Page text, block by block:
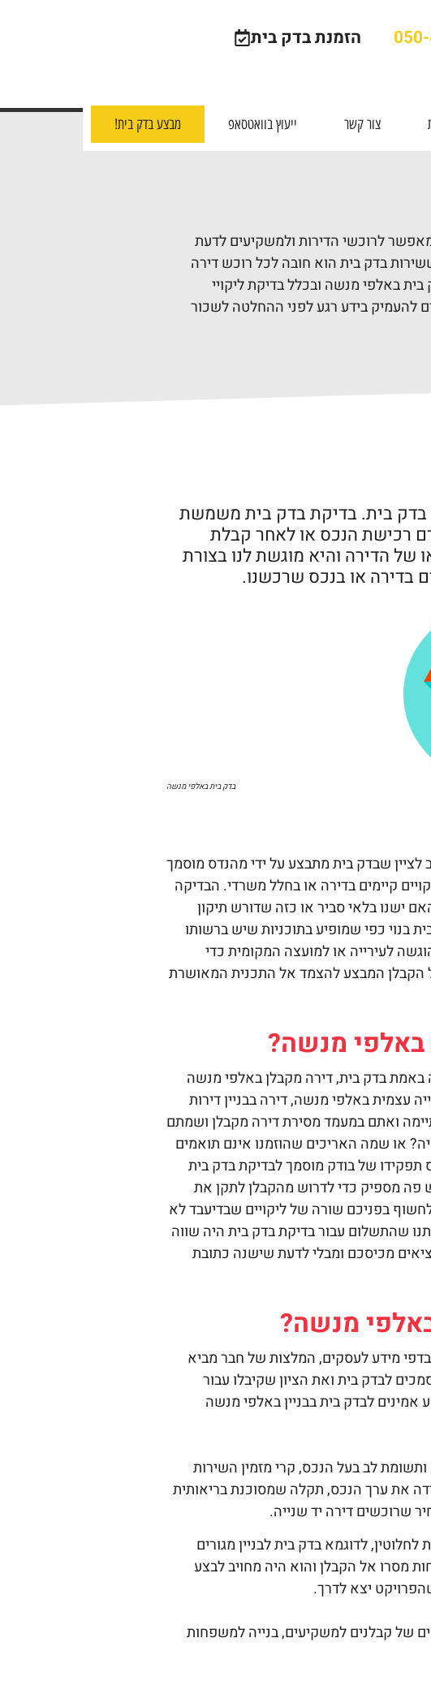
הזמנתבדק בית
צור קשר ייעוץ בוואטסאפ מבצעבדק בית!
לרוכשי הדירות ולמשקיעים לדעת
בדק בית הוא חובה לכל רוכש דירה
באלפי מנשה ובכלל בדיקת ליקויי
להעמיק בידע רגע לפני ההחלטה לשכור
בדק בית. בדיקת בדק בית משמשת
רכישת הנכס או לאחר קבלת
הדירה והיא מוגשת לנו בצורת
בדירה או בנכס שרכשנו.
בדק ביתבאלפי מנשה
שבדק בית מתבצע על ידי מהנדס מוסמך
קיימים בדירה או בחלל משרדי. הבדיקה
ישנו בלאי סביר או כזה שדורש תיקון
כפי שמופיע בתוכניות שיש ברשותו
לעירייה או למועצה המקומית כדי
הקבלן המבצע להצמד אל התכנית המאושרת
באלפי מנשה?
באמת בדק בית, דירה מקבלן באלפי מנשה
עצמית באלפי מנשה, דירה בבניין דירות
ואתם במעמד מסירת דירה מקבלן ושמתם
או שמה האריכים שהוזמנו אינם תואמים
תפקידו של בודק מוסמך לבדיקת בדק בית
פה מספיק כדי לדרוש מהקבלן לתקן את
בפניכם שורה של ליקויים שבדיעבד לא
שהתשלום עבור בדיקת בדק בית היה שווה
מכיסכם ומבלי לדעת שישנה כתובת
מנשה?
מידע לעסקים, המלצות של חבר מביא
לבדק בית ואת הציון שקיבלו עבור
לבדק בית בבניין באלפי מנשה
לב בעל הנכס, קרי מזמין השירות
את ערך הנכס, תקלה שמסוכנת בריאותית
שרוכשים דירה יד שנייה.
לדוגמא בדק בית לבניין מגורים
מסרו אל הקבלן והוא היה מחויב לבצע
יצא לדרך.
של קבלנים למשקיעים, בנייה למשפחות